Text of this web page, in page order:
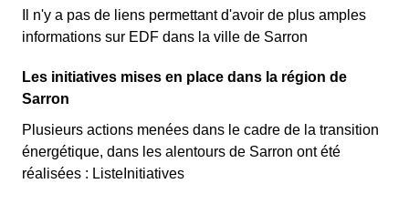
Il n'y a pas de liens permettant d'avoir de plus amples
informations sur EDF dans la ville de Sarron
Les initiatives mises en place dans la région de
Sarron
Plusieurs actions menées dans le cadre de la transition
énergétique, dans les alentours de Sarron ont été
réalisées : ListeInitiatives